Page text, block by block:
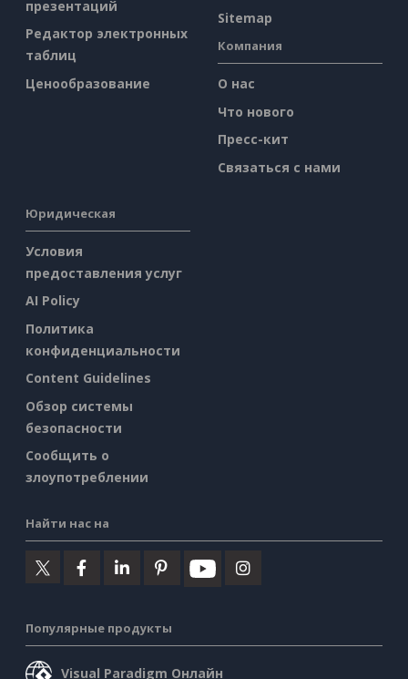
презентаций
Редактор электронных
таблиц
Ценообразование
Sitemap
Компания
О нас
Что нового
Пресс-кит
Связаться с нами
Юридическая
Условия
предоставления услуг
AI Policy
Политика
конфиденциальности
Content Guidelines
Обзор системы
безопасности
Сообщить о
злоупотреблении
Найти нас на
Популярные продукты
Visual Paradigm Онлайн